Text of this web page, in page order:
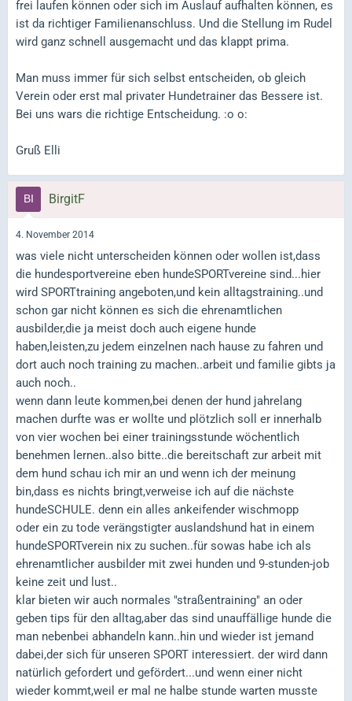
frei laufen können oder sich im Auslauf aufhalten können, es
ist da richtiger Familienanschluss. Und die Stellung im Rudel
wird ganz schnell ausgemacht und das klappt prima.
Man muss immer für sich selbst entscheiden, ob gleich
Verein oder erst mal privater Hundetrainer das Bessere ist.
Bei uns wars die richtige Entscheidung. :o o:
Gruß Elli
BirgitF
4. November 2014
was viele nicht unterscheiden können oder wollen ist,dass
die hundesportvereine eben hundeSPORTvereine sind...hier
wird SPORTtraining angeboten,und kein alltagstraining..und
schon gar nicht können es sich die ehrenamtlichen
ausbilder,die ja meist doch auch eigene hunde
haben,leisten,zu jedem einzelnen nach hause zu fahren und
dort auch noch training zu machen..arbeit und familie gibts ja
auch noch..
wenn dann leute kommen,bei denen der hund jahrelang
machen durfte was er wollte und plötzlich soll er innerhalb
von vier wochen bei einer trainingsstunde wöchentlich
benehmen lernen..also bitte..die bereitschaft zur arbeit mit
dem hund schau ich mir an und wenn ich der meinung
bin,dass es nichts bringt,verweise ich auf die nächste
hundeSCHULE. denn ein alles ankeifender wischmopp
oder ein zu tode verängstigter auslandshund hat in einem
hundeSPORTverein nix zu suchen..für sowas habe ich als
ehrenamtlicher ausbilder mit zwei hunden und 9-stunden-job
keine zeit und lust..
klar bieten wir auch normales "straßentraining" an oder
geben tips für den alltag,aber das sind unauffällige hunde die
man nebenbei abhandeln kann..hin und wieder ist jemand
dabei,der sich für unseren SPORT interessiert. der wird dann
natürlich gefordert und gefördert...und wenn einer nicht
wieder kommt,weil er mal ne halbe stunde warten musste